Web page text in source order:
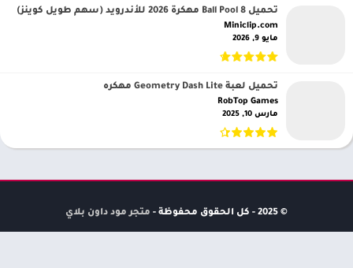
تحميل 8 Ball Pool مهكرة 2026 للأندرويد (سهم طويل كوينز)
Miniclip.com‏
مايو 9, 2026
تحميل لعبة Geometry Dash Lite مهكره
RobTop Games‏
مارس 10, 2025
© 2025 - كل الحقوق محفوظة - متجر مود داون بلاي